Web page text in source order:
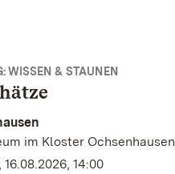
WISSEN & STAUNEN
im Kloster Ochsenhausen
14:00